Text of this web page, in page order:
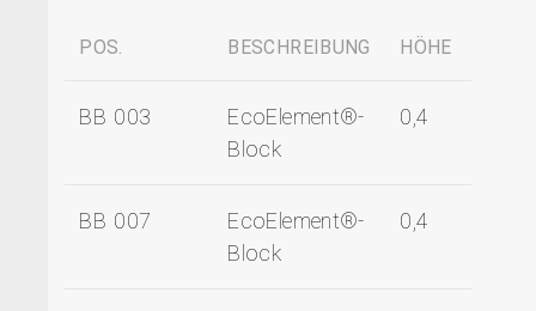
POS. BESCHREIBUNG HÖHE
BB 003
EcoElement®-
Block
0,4
BB 007
EcoElement®-
Block
0,4